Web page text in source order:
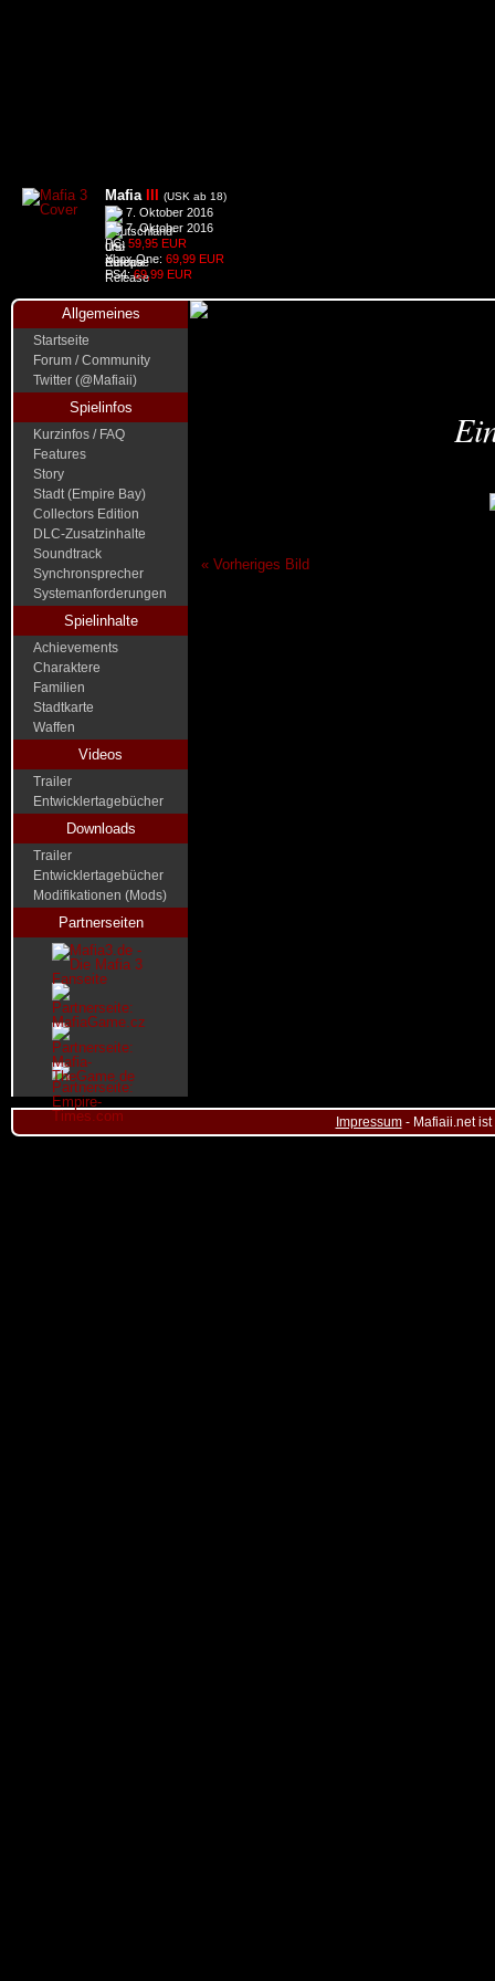
Mafia (USK ab 18)
7. Oktober 2016
7. Oktober 2016
PC: 59,95 EUR
Xbox One: 69,99 EUR
PS4:69,99 EUR
Allgemeines
Startseite
Forum / Community
Twitter (@Mafiaii)
Spielinfos
Kurzinfos / FAQ
Features
Story
Stadt (Empire Bay)
Collectors Edition
DLC-Zusatzinhalte
Soundtrack
Synchronsprecher
Systemanforderungen
Spielinhalte
Achievements
Charaktere
Familien
Stadtkarte
Waffen
Videos
Trailer
Entwicklertagebücher
Downloads
Trailer
Entwicklertagebücher
Modifikationen (Mods)
Partnerseiten
« Vorheriges Bild
Impressum- Mafiaii.net ist